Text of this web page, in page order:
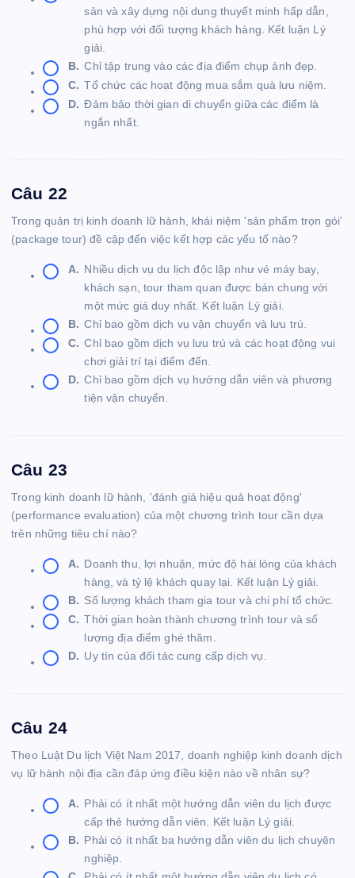
sản và xây dựng nội dung thuyết minh hấp dẫn,
phù hợp với đối tượng khách hàng. Kết luận Lý
giải.
B. Chỉ tập trung vào các địa điểm chụp ảnh đẹp.
C. Tổ chức các hoạt động mua sắm quà lưu niệm.
D. Đảm bảo thời gian di chuyển giữa các điểm là
ngắn nhất.
Câu 22
Trong quản trị kinh doanh lữ hành, khái niệm 'sản phẩm trọn gói'
(package tour) đề cập đến việc kết hợp các yếu tố nào?
A. Nhiều dịch vụ du lịch độc lập như vé máy bay,
khách sạn, tour tham quan được bán chung với
một mức giá duy nhất. Kết luận Lý giải.
B. Chỉ bao gồm dịch vụ vận chuyển và lưu trú.
C. Chỉ bao gồm dịch vụ lưu trú và các hoạt động vui
chơi giải trí tại điểm đến.
D. Chỉ bao gồm dịch vụ hướng dẫn viên và phương
tiện vận chuyển.
Câu 23
Trong kinh doanh lữ hành, 'đánh giá hiệu quả hoạt động'
(performance evaluation) của một chương trình tour cần dựa
trên những tiêu chí nào?
A. Doanh thu, lợi nhuận, mức độ hài lòng của khách
hàng, và tỷ lệ khách quay lại. Kết luận Lý giải.
B. Số lượng khách tham gia tour và chi phí tổ chức.
C. Thời gian hoàn thành chương trình tour và số
lượng địa điểm ghé thăm.
D. Uy tín của đối tác cung cấp dịch vụ.
Câu 24
Theo Luật Du lịch Việt Nam 2017, doanh nghiệp kinh doanh dịch
vụ lữ hành nội địa cần đáp ứng điều kiện nào về nhân sự?
A. Phải có ít nhất một hướng dẫn viên du lịch được
cấp thẻ hướng dẫn viên. Kết luận Lý giải.
B. Phải có ít nhất ba hướng dẫn viên du lịch chuyên
nghiệp.